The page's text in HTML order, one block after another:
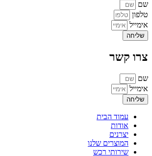
שם
טלפון
אימייל
שליחה
צרו קשר
שם
אימייל
שליחה
עמוד הבית
אודות
יצרנים
המוצרים שלנו
שירותי רכש